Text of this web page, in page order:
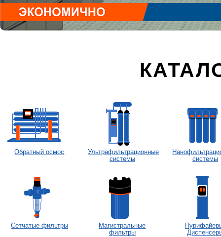
Обратный осмос
Ультрафильтрационные
системы
системы
Сетчатые фильтры
Магистральные
фильтры